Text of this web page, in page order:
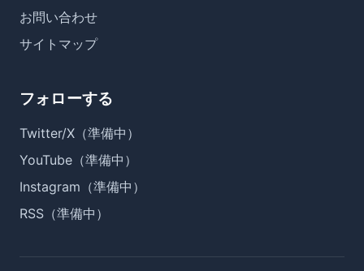
お問い合わせ
サイトマップ
フォローする
Twitter/X（準備中）
YouTube（準備中）
Instagram（準備中）
RSS（準備中）